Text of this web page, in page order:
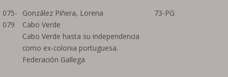
075-
079
González Piñera, Lorena
Cabo Verde
Cabo Verde hasta su independencia
como ex-colonia portuguesa.
Federación Gallega
73-PG